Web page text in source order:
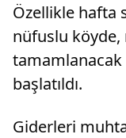
ALS 48 plakalı ka...
Özellikle hafta
nüfuslu köyde,
tamamlanacak
başlatıldı.
Giderleri